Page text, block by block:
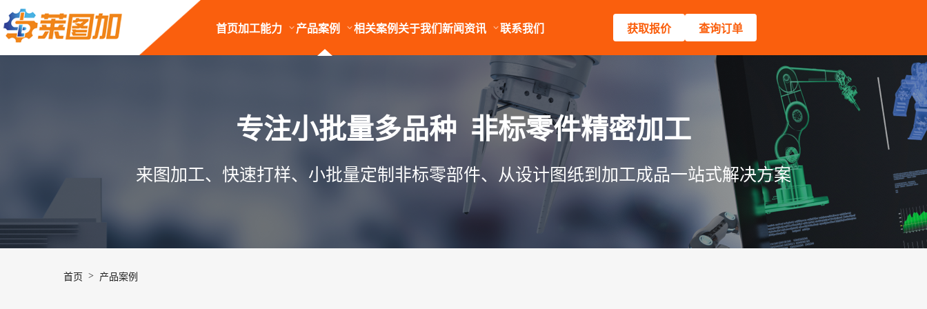
首页加工能力 产品案例 相关案例 关于我们新闻资讯 联系我们 获取报价 查询订单
专注小批量多品种 非标零件精密加工
来图加工、快速打样、小批量定制非标零部件、从设计图纸到加工成品一站式解决方案
首页 > 产品案例